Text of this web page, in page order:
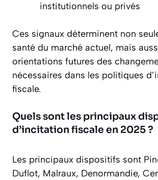
institutionnels ou privés
Ces signaux déterminent non
santé du marché actuel, mais
orientations futures des
nécessaires dans les politiques
fiscale.
Quels sont les principaux
d’incitation fiscale en 2025 ?
Les principaux dispositifs sont
Duflot, Malraux, Denormandie,